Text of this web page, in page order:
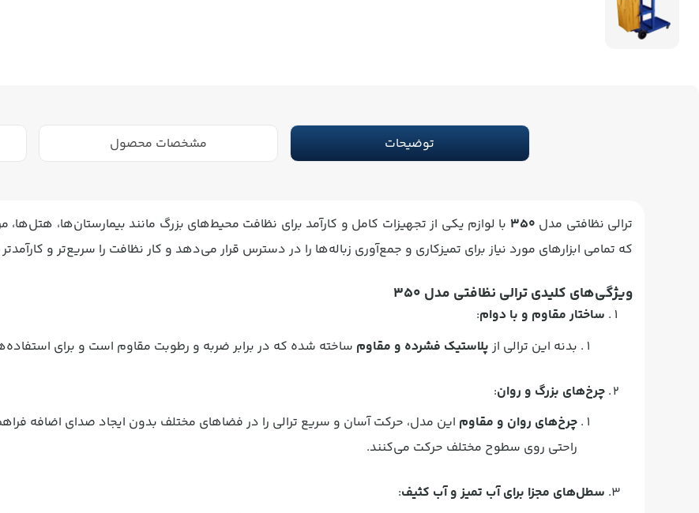
توضیحات مشخصات محصول
ترالی نظافتی مدل 350 با لوازم یکی از تجهیزات کامل و کارآمد برای نظافت محیط‌های بزرگ مانند بیمارستان‌ها،
که تمامی ابزارهای مورد نیاز برای تمیزکاری و جمع‌آوری زباله‌ها را در دسترس قرار می‌دهد و کار نظافت را سریع‌تر و
ویژگی‌های کلیدی ترالی نظافتی مدل 350
ساختار مقاوم و با دوام:
بدنه این ترالی از پلاستیک فشرده و مقاوم ساخته شده که در برابر ضربه و رطوبت مقاوم است و برای
چرخ‌های بزرگ و روان:
چرخ‌های روان و مقاوم این مدل، حرکت آسان و سریع ترالی را در فضاهای مختلف بدون ایجاد صدای اضافه
راحتی روی سطوح مختلف حرکت می‌کنند.
سطل‌های مجزا برای آب تمیز و آب کثیف: